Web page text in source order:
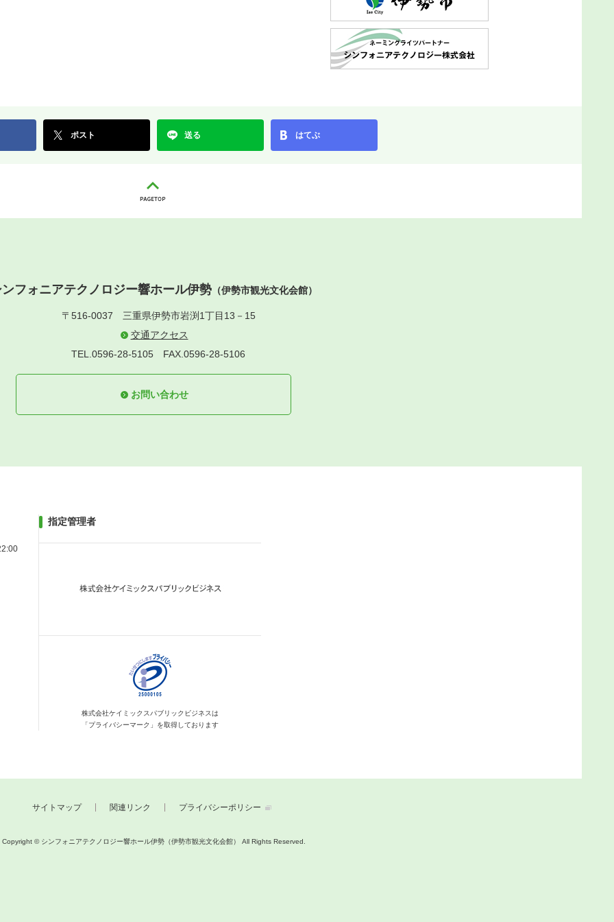
ポスト 送る はてぶ
フォニアテクノロジー響ホール伊勢 （伊勢市観光文化会館）
〒516-0037 三重県伊勢市岩渕1丁目13－15
交通アクセス
TEL.0596-28-5105 FAX.0596-28-5106
お問い合わせ
指定管理者
株式会社ケイミックス パブリックビジネスは
「プライバシーマーク」を取得しております
サイトマップ 関連リンク プライバシーポリシー
Copyright © シンフォニアテクノロジー響ホール伊勢（伊勢市観光文化会館） All Rights Reserved.